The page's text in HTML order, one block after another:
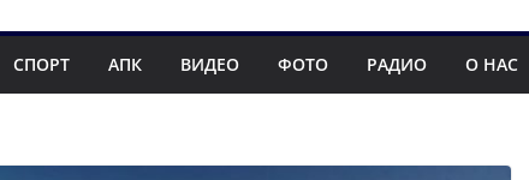
СПОРТ АПК ВИДЕО ФОТО РАДИО О НАС